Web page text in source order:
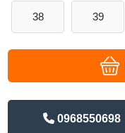
38 39
0968550698